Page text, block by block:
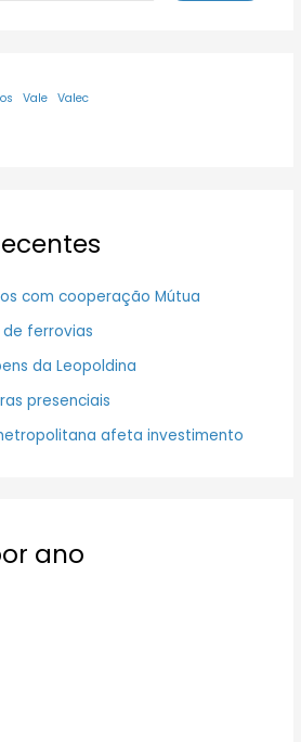
Vale Valec
com cooperação Mútua
ferrovias
da Leopoldina
presenciais
afeta investimento
ano